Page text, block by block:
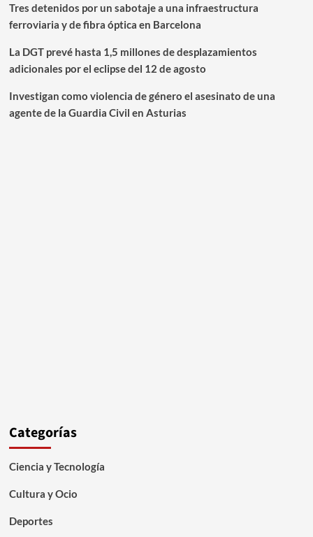
Tres detenidos por un sabotaje a una infraestructura
ferroviaria y de fibra óptica en Barcelona
La DGT prevé hasta 1,5 millones de desplazamientos
adicionales por el eclipse del 12 de agosto
Investigan como violencia de género el asesinato de una
agente de la Guardia Civil en Asturias
Categorías
Ciencia y Tecnología
Cultura y Ocio
Deportes